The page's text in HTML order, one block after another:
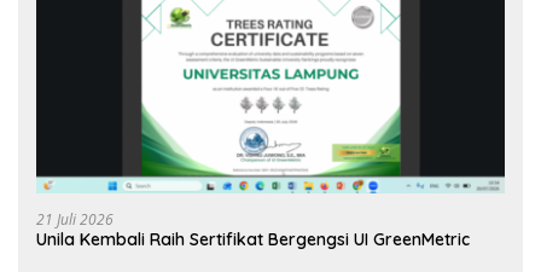
21 Juli 2026
Unila Kembali Raih Sertifikat Bergengsi UI GreenMetric